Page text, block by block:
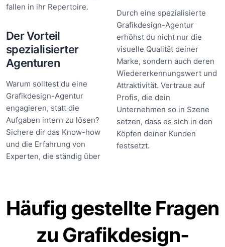
fallen in ihr Repertoire.
Der Vorteil
spezialisierter
Agenturen
Warum solltest du eine
Grafikdesign-Agentur
engagieren, statt die
Aufgaben intern zu lösen?
Sichere dir das Know-how
und die Erfahrung von
Experten, die ständig über
Durch eine spezialisierte
Grafikdesign-Agentur
erhöhst du nicht nur die
visuelle Qualität deiner
Marke, sondern auch deren
Wiedererkennungswert und
Attraktivität. Vertraue auf
Profis, die dein
Unternehmen so in Szene
setzen, dass es sich in den
Köpfen deiner Kunden
festsetzt.
Häufig gestellte Fragen
zu Grafikdesign-